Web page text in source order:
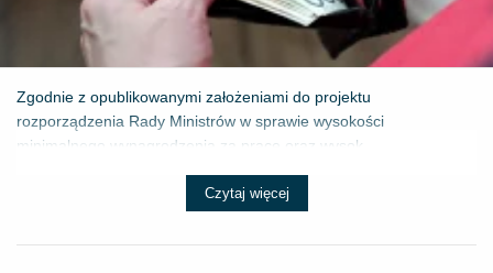
Zgodnie z opublikowanymi założeniami do projektu
rozporządzenia Rady Ministrów w sprawie wysokości
minimalnego wynagrodzenia za pracę oraz wysok...
Czytaj więcej